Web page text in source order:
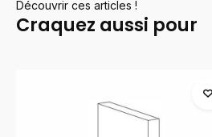
Découvrir ces articles !
Craquez aussi pour